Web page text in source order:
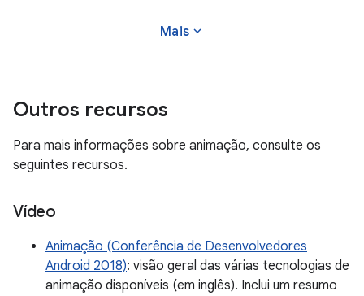
Mais expand_more
Outros recursos
Para mais informações sobre animação, consulte os
seguintes recursos.
Vídeo
Animação (Conferência de Desenvolvedores
Android 2018): visão geral das várias tecnologias de
animação disponíveis (em inglês). Inclui um resumo